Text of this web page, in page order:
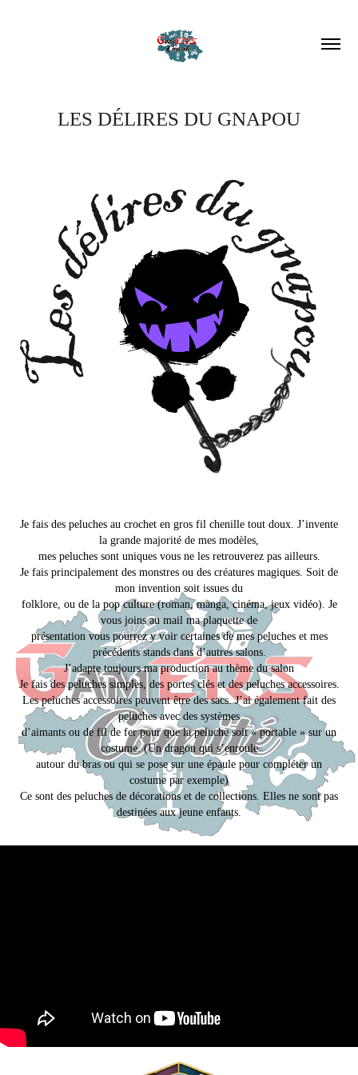
LES DÉLIRES DU GNAPOU
Je fais des peluches au crochet en gros fil chenille tout doux. J’invente
la grande majorité de mes modèles,
mes peluches sont uniques vous ne les retrouverez pas ailleurs.
Je fais principalement des monstres ou des créatures magiques. Soit de
mon invention soit issues du
folklore, ou de la pop culture (roman, manga, cinéma, jeux vidéo). Je
vous joins au mail ma plaquette de
présentation vous pourrez y voir certaines de mes peluches et mes
précédents stands dans d’autres salons.
J’adapte toujours ma production au thème du salon
Je fais des peluches simples, des portes clés et des peluches accessoires.
Les peluches accessoires peuvent être des sacs. J’ai également fait des
peluches avec des systèmes
d’aimants ou de fil de fer pour que la peluche soit « portable » sur un
costume. (Un dragon qui s’enroule
autour du bras ou qui se pose sur une épaule pour compléter un
costume par exemple)
Ce sont des peluches de décorations et de collections. Elles ne sont pas
destinées aux jeune enfants.